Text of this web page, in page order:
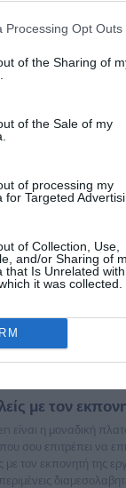
Processing Opt Outs
of the Sharing of
of the Sale of my
of processing my
for Targeted
of Collection, Use,
and/or Sharing of
that Is Unrelated
it was collected.
την ανωνυμία, όσο
για
παραγγελία
με τον
είναι η μοναδική
σου επιτρέπει να
με τον εκπονητή της